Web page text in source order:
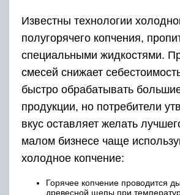
Известны технологии
полугорячего копчения,
специальными жидкостями.
смесей снижает
быстро обрабатывать
продукции, но потребители
вкус оставляет желать
малом бизнесе чаще
холодное копчение:
Горячее копчение проводится
древесной щепы при